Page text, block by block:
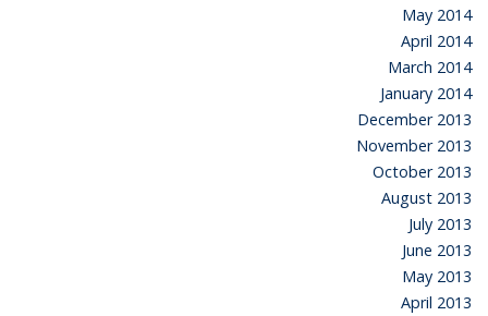
May 2014
April 2014
March 2014
January 2014
December 2013
November 2013
October 2013
August 2013
July 2013
June 2013
May 2013
April 2013